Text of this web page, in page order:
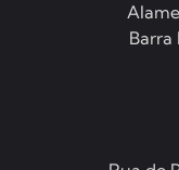
Barra